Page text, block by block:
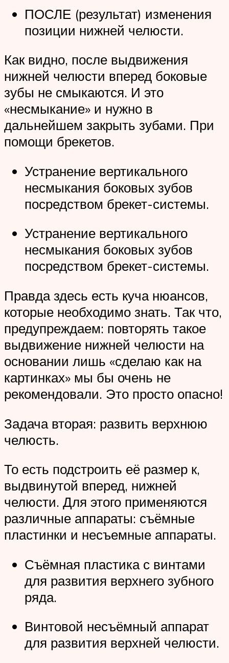
ПОСЛЕ (результат) изменения
позиции нижней челюсти.
Как видно, после выдвижения
нижней челюсти вперед боковые
зубы не смыкаются. И это
«несмыкание» и нужно в
дальнейшем закрыть зубами. При
помощи брекетов.
Устранение вертикального
несмыкания боковых зубов
посредством брекет-системы.
Устранение вертикального
несмыкания боковых зубов
посредством брекет-системы.
Правда здесь есть куча нюансов,
которые необходимо знать. Так что,
предупреждаем: повторять такое
выдвижение нижней челюсти на
основании лишь «сделаю как на
картинках» мы бы очень не
рекомендовали. Это просто опасно!
Задача вторая: развить верхнюю
челюсть.
То есть подстроить её размер к,
выдвинутой вперед, нижней
челюсти. Для этого применяются
различные аппараты: съёмные
пластинки и несъемные аппараты.
Съёмная пластика с винтами
для развития верхнего зубного
ряда.
Винтовой несъёмный аппарат
для развития верхней челюсти.